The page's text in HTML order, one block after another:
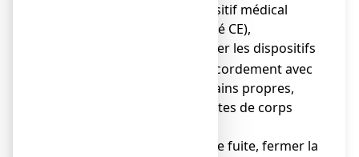
(dispositif médical
marqué CE),
manipuler les dispositifs
de raccordement avec
des mains propres,
exemptes de corps
en cas de fuite, fermer la